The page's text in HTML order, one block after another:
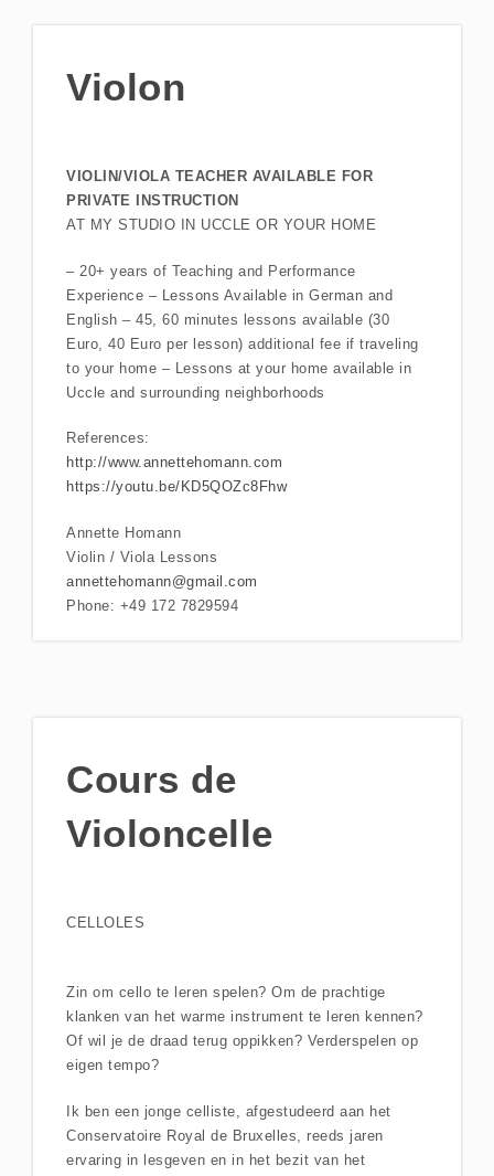
Violon
VIOLIN/VIOLA TEACHER AVAILABLE FOR
PRIVATE INSTRUCTION
AT MY STUDIO IN UCCLE OR YOUR HOME
– 20+ years of Teaching and Performance
Experience – Lessons Available in German and
English – 45, 60 minutes lessons available (30
Euro, 40 Euro per lesson) additional fee if traveling
to your home – Lessons at your home available in
Uccle and surrounding neighborhoods
References:
http://www.annettehomann.com
https://youtu.be/KD5QOZc8Fhw
Annette Homann
Violin / Viola Lessons
annettehomann@gmail.com
Phone: +49 172 7829594
Cours de
Violoncelle
CELLOLES
Zin om cello te leren spelen? Om de prachtige
klanken van het warme instrument te leren kennen?
Of wil je de draad terug oppikken? Verderspelen op
eigen tempo?
Ik ben een jonge celliste, afgestudeerd aan het
Conservatoire Royal de Bruxelles, reeds jaren
ervaring in lesgeven en in het bezit van het